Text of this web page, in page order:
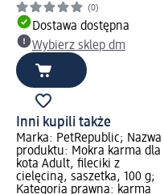
(0)
Dostawa dostępna
Wybierz sklep dm
Inni kupili także
Marka: PetRepublic; Nazwa
produktu: Mokra karma dla
kota Adult, fileciki z
cielęciną, saszetka, 100 g;
Kategoria prawna: karma